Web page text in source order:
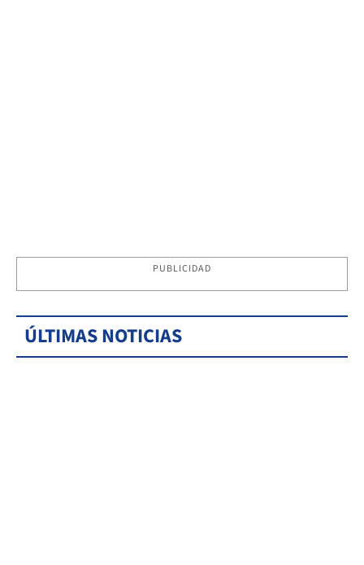
PUBLICIDAD
ÚLTIMAS NOTICIAS